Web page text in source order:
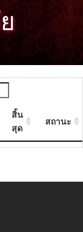
สิ้น
สุด
สถานะ